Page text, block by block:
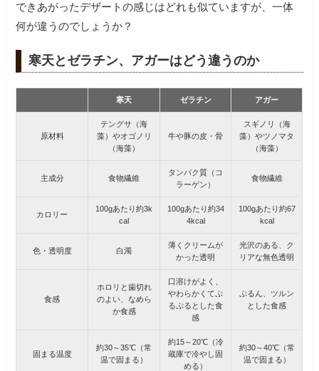
できあがったデザートの感じはどれも似ていますが、一体
何が違うのでしょうか？
寒天とゼラチン、アガーはどう違うのか
寒天 ゼラチン アガー
原材料
テングサ（海
藻）やオゴノリ
（海藻）
牛や豚の皮・骨
スギノリ（海
藻）やツノマタ
（海藻）
主成分 食物繊維
タンパク質（コ
ラーゲン）
食物繊維
カロリー
100gあたり約3k
cal
100gあたり約34
4kcal
100gあたり約67
kcal
色・透明度 白濁
薄くクリームが
かった透明
光沢のある、ク
リアな無色透明
食感
ホロリと歯切れ
のよい、なめら
か食感
口溶けがよく、
やわらかくてぷ
るぷるとした食
感
ぷるん、ツルン
とした食感
固まる温度
約30～35℃（常
温で固まる）
約15～20℃（冷
蔵庫で冷やし固
める）
約30～40℃（常
温で固まる）